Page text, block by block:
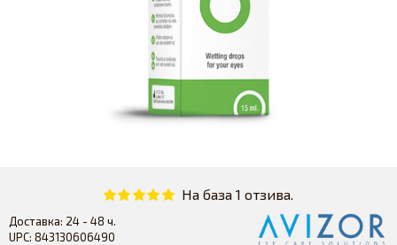
Доставка: 24 - 48 ч.
UPC: ​​843130606490
На база 1 отзива.